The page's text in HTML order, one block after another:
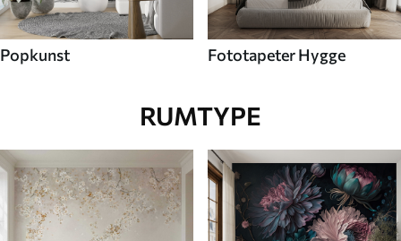
Popkunst Fototapeter Hygge
RUMTYPE